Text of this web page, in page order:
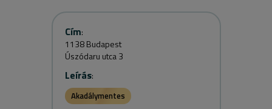
Cím:
1138 Budapest
Úszódaru utca 3
Leírás:
Akadálymentes